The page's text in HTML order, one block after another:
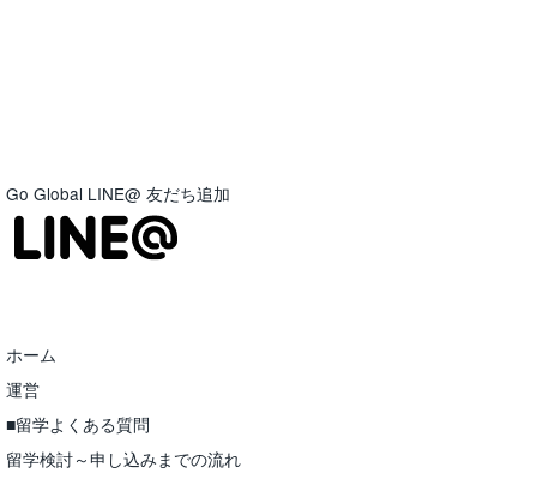
Go Global LINE@ 友だち追加
ホーム
運営
■留学よくある質問
留学検討～申し込みまでの流れ